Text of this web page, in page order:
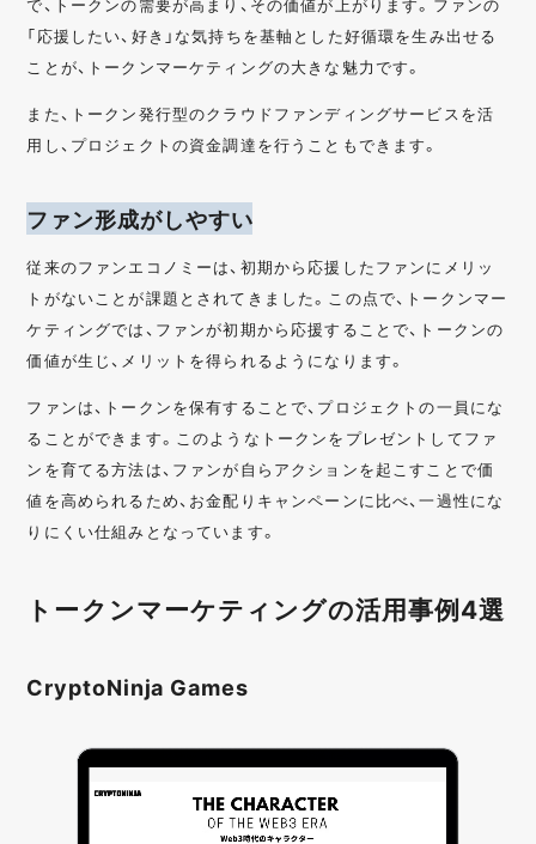
「応援したい、好き」な気持ちを基軸とした好循環を生み出せる
ことが、トークンマーケティングの大きな魅力です。
また、トークン発行型のクラウドファンディングサービスを活
用し、プロジェクトの資金調達を行うこともできます。
ファン形成がしやすい
従来のファンエコノミーは、初期から応援したファンにメリッ
トがないことが課題とされてきました。この点で、トークンマー
ケティングでは、ファンが初期から応援することで、トークンの
価値が生じ、メリットを得られるようになります。
ファンは、トークンを保有することで、プロジェクトの一員にな
ることができます。このようなトークンをプレゼントしてファ
ンを育てる方法は、ファンが自らアクションを起こすことで価
値を高められるため、お金配りキャンペーンに比べ、一過性にな
りにくい仕組みとなっています。
トークンマーケティングの活用事例4選
CryptoNinja Games